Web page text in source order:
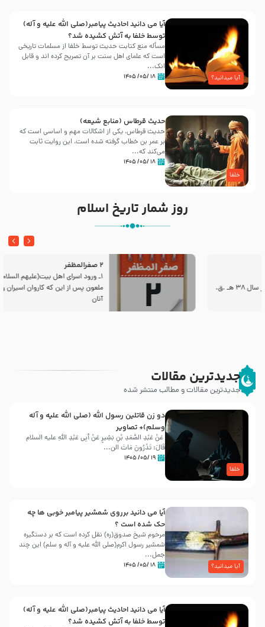
آیا میدانید؟
آیا می دانید احادیث پیامبر(صلی الله علیه و آله)
توسط خلفا به آتش کشیده شد؟
مسأله منع کتابت حدیث توسط خلفا از مسلمات تاریخی
است که علمای اهل سنت بر آن تصریح کرده اند و قابل
انک...
۱۸ /۰۵/ ۱۴۰۵
خلفا
حدیث قرطاس (منابع شیعه)
حدیث قرطاس، یکی از اشکالات مهم و اساسی است که
بر عمر بن خطاب گرفته شده است، این روایت ثابت
می‌کند که...
۱۸ /۰۵/ ۱۴۰۵
روز شمار تاریخ اسلام
2 صفرالمظفر
1ـ ورود اسراى اهل بیت‌(علیهم السلام) به مجلس یزید
ملعون پس از این كه كاروان اسیران وارد شام شدند،
جدیدترین مقالات
جدیدترین مقالات و مطالب منتشر شده
خلفا
دو زن قاتلين رسول الله (صلى‌ الله‌ علیه‌ و آله‌
وسلم)+ تصاویر
عَنْ عَبْدِ الصَّمَدِ بْنِ بَشِیرٍ عَنْ أَبِی عَبْدِ اللَّهِ علیه السلام
قَالَ: تَدْرُونَ مَاتَ الن...
۱۹ /۰۵/ ۱۴۰۵
آیا میدانید؟
آیا می دانید برروی شمشیر پیامبر خوبی ها چه
حک شده است ؟
مرحوم شیخ صدوق(ره) نقل کرده است که بر دستگیره
شمشیر رسول اکرم(صلی الله علیه و آله و سلم) این چند
جمل...
۱۸ /۰۵/ ۱۴۰۵
آیا می دانید احادیث پیامبر(صلی الله علیه و آله)
توسط خلفا به آتش کشیده شد؟